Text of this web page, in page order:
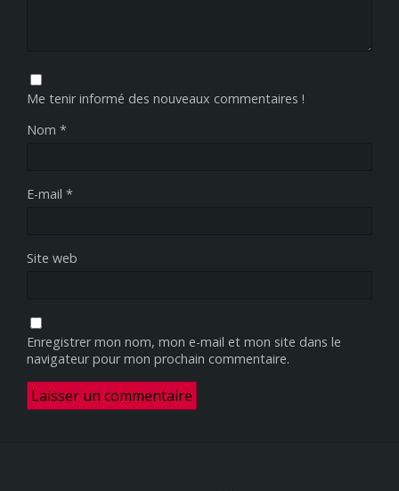
Me tenir informé des nouveaux commentaires !
Nom *
E-mail *
Site web
Enregistrer mon nom, mon e-mail et mon site dans le
navigateur pour mon prochain commentaire.